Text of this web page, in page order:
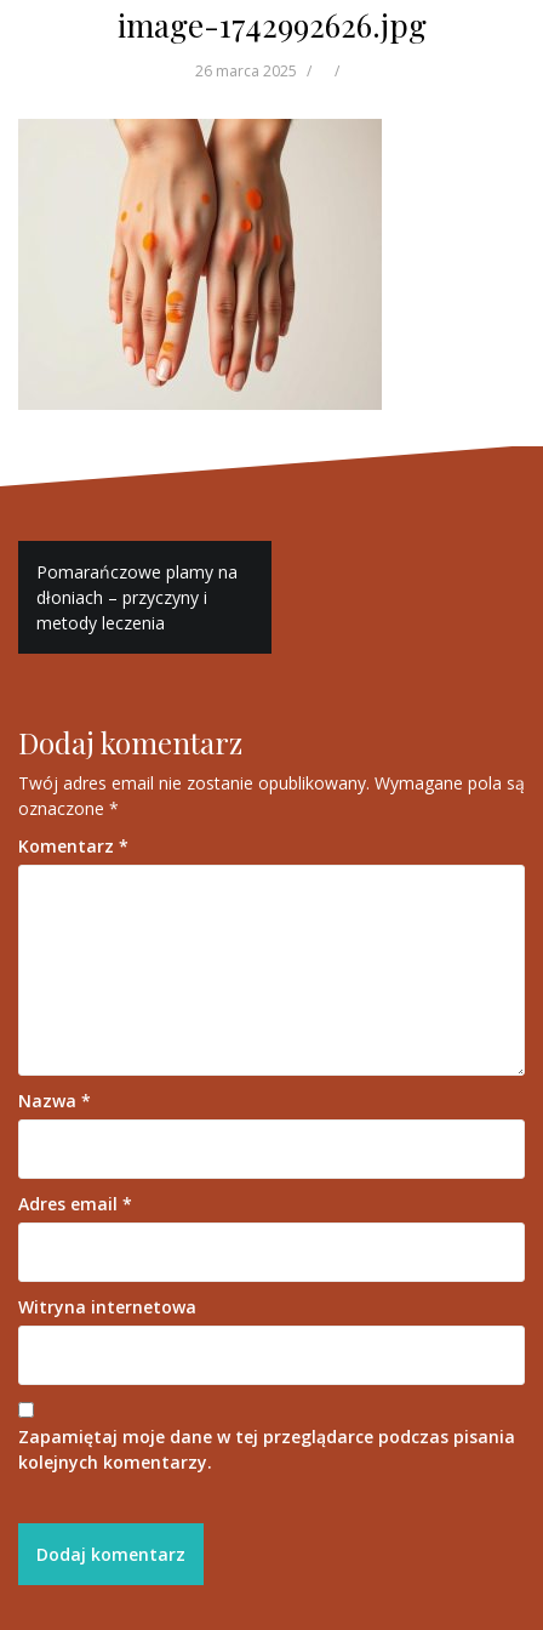
image-1742992626.jpg
26 marca 2025
Nawigacja
wpisu
Pomarańczowe plamy na
dłoniach – przyczyny i
metody leczenia
Dodaj komentarz
Twój adres email nie zostanie opublikowany. Wymagane pola są
oznaczone *
Komentarz *
Nazwa *
Adres email *
Witryna internetowa
Zapamiętaj moje dane w tej przeglądarce podczas pisania
kolejnych komentarzy.